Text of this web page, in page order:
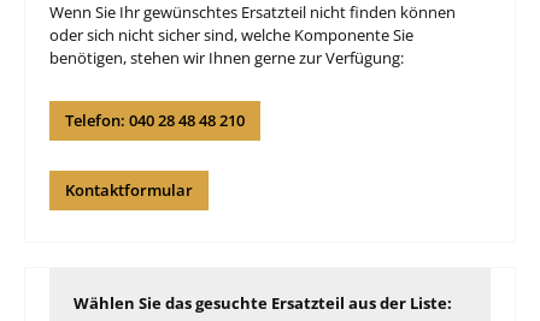
Wenn Sie Ihr gewünschtes Ersatzteil nicht finden können
oder sich nicht sicher sind, welche Komponente Sie
benötigen, stehen wir Ihnen gerne zur Verfügung:
Telefon: 040 28 48 48 210
Kontaktformular
Wählen Sie das gesuchte Ersatzteil aus der Liste: